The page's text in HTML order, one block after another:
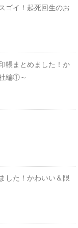
ゴイ！起死回生のお
帳まとめました！か
編①～
した！かわいい＆限